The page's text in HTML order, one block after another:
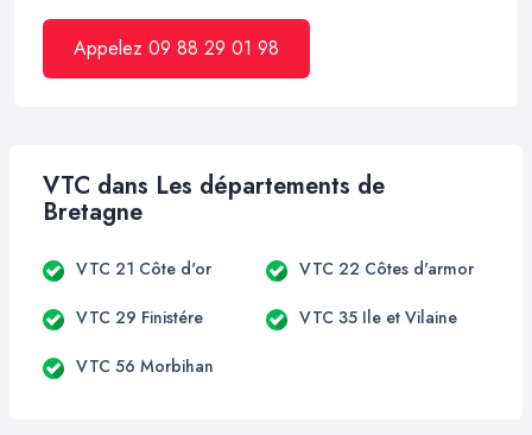
Appelez 09 88 29 01 98
VTC dans Les départements de
Bretagne
VTC 21 Côte d'or VTC 22 Côtes d'armor
VTC 29 Finistére VTC 35 Ile et Vilaine
VTC 56 Morbihan